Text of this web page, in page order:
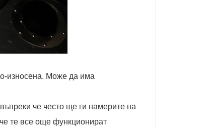
износена. Може да има
че често ще ги намерите на
те все още функционират